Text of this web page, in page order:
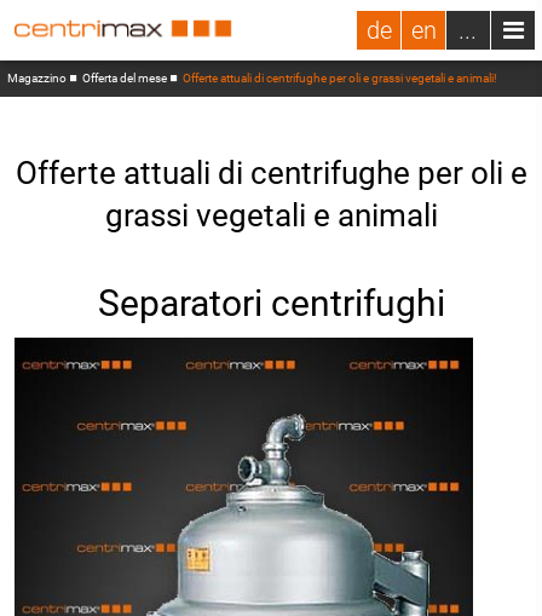
de en ...
Magazzino Offerta del mese Offerte attuali di centrifughe per oli e grassi vegetali e animali!
Offerte attuali di centrifughe per oli e
grassi vegetali e animali
Separatori centrifughi